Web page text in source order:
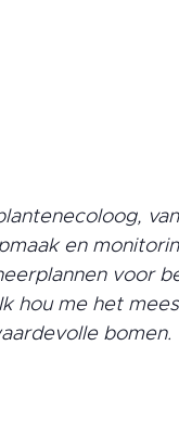
en
voor
hou me het
bomen.